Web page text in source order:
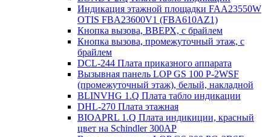
Индикация этажной площадки FAA23550W
OTIS FBA23600V1 (FBA610AZ1)
Кнопка вызова, ВВЕРХ, с брайлем
Кнопка вызова, промежуточный этаж, с
брайлем
DCL-244 Плата приказного аппарата
Вызывная панель LOP GS 100 P-2WSF
(промежуточный этаж), белый, накладной
BLINVHG 1.Q Плата табло индикации
DHL-270 Плата этажная
BIOAPRL 1.Q Плата индикиции, красный
цвет на Schindler 300AP